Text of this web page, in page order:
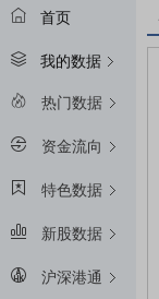
首页
我的数据
热门数据
资金流向
特色数据
新股数据
沪深港通